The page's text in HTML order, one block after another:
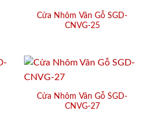
Cửa Nhôm Vân Gỗ SGD-
CNVG-25
Cửa Nhôm Vân Gỗ SGD-
CNVG-27